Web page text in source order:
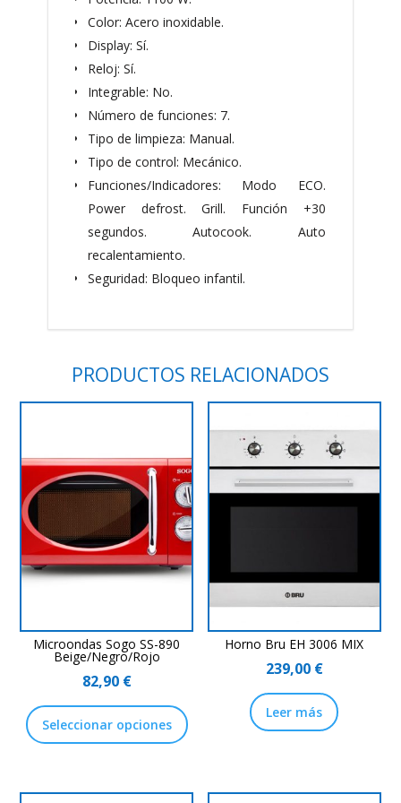
Color: Acero inoxidable.
Display: Sí.
Reloj: Sí.
Integrable: No.
Número de funciones: 7.
Tipo de limpieza: Manual.
Tipo de control: Mecánico.
Funciones/Indicadores: Modo ECO.
Power defrost. Grill. Función +30
segundos. Autocook. Auto
recalentamiento.
Seguridad: Bloqueo infantil.
PRODUCTOS RELACIONADOS
Microondas Sogo SS-890
Beige/Negro/Rojo
82,90 €
Seleccionar opciones
producto
variantes.
Horno Bru EH 3006 MIX
239,00 €
Leer más